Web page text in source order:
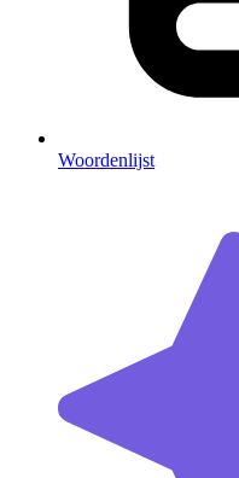
Woordenlijst